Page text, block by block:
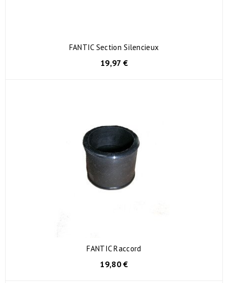
FANTIC Section Silencieux
19,97 €
FANTIC Raccord
19,80 €